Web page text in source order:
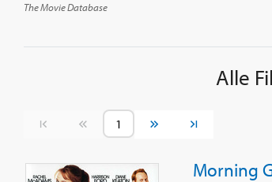
The Movie Database
Alle
Vorherige Seite Nächste Seite
Morning